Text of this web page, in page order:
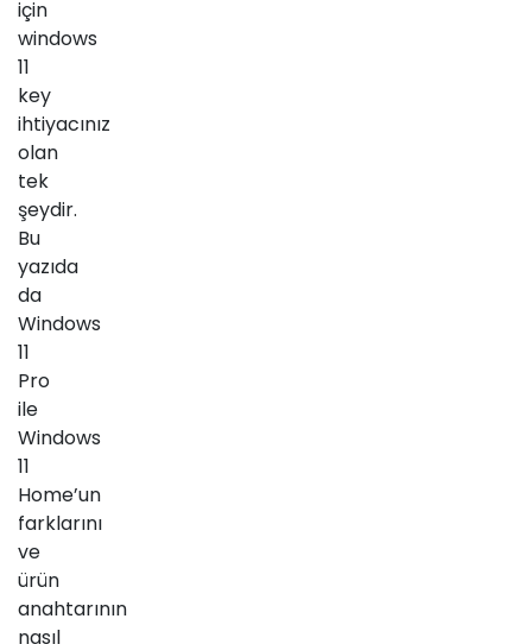
için
windows
11
key
ihtiyacınız
olan
tek
şeydir.
Bu
yazıda
da
Windows
11
Pro
ile
Windows
11
Home’un
farklarını
ve
ürün
anahtarının
nasıl